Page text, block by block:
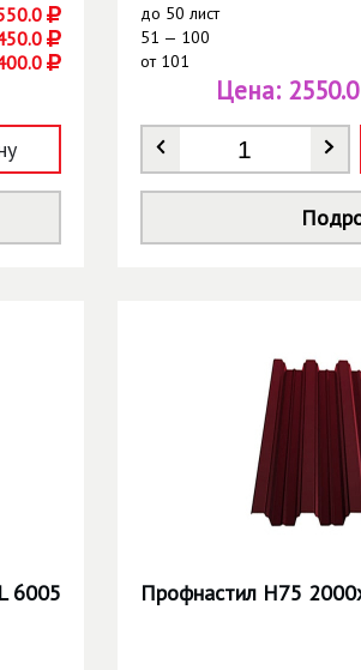
до 50 лист
51 — 100
от101
Количество *
Цена:
6005 Профнастил Н75